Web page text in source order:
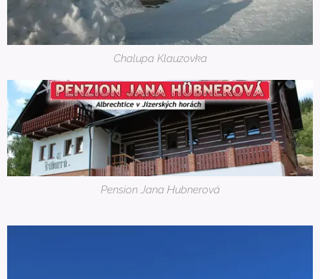
Chalupa Klauzovka
Pension Jana Hubnerová